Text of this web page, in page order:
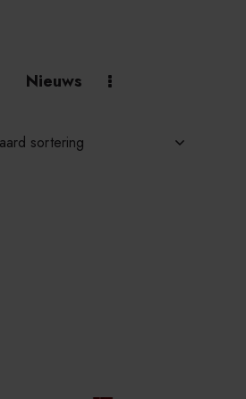
Nieuws